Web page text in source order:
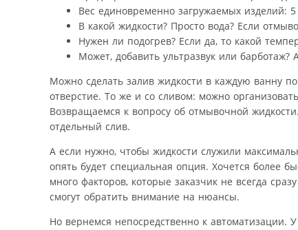
Вес единовременно загружаемых изделий:
В какой жидкости? Просто вода? Если
Нужен ли подогрев? Если да, то какой
Может, добавить ультразвук или барботаж?
Можно сделать залив жидкости в каждую ванну
отверстие. То же и со сливом: можно
Возвращаемся к вопросу об отмывочной
отдельный слив.
А если нужно, чтобы жидкости служили
опять будет специальная опция. Хочется более
много факторов, которые заказчик не всегда
смогут обратить внимание на нюансы.
Но вернемся непосредственно к автоматизации.